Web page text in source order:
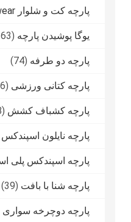
پارچه کت و شلوار Activewear
یوگا پوشیدن پارچه (163)
پارچه دو طرفه (74)
پارچه کتانی ورزشی (106)
پارچه کشباف کشش (108)
پارچه نایلون اسپندکس
پارچه اسپندکس پلی
پارچه شنا با بافت (39)
پارچه دوچرخه سواری